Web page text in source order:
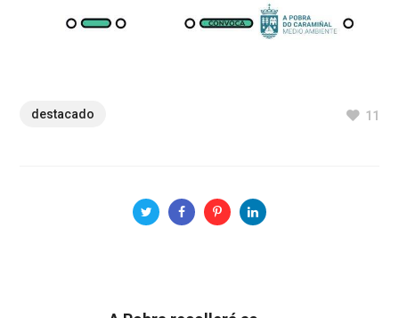
destacado 11